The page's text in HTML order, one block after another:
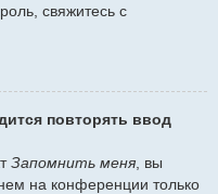
свяжитесь с
повторять ввод
Запомнить меня , вы
на конференции только